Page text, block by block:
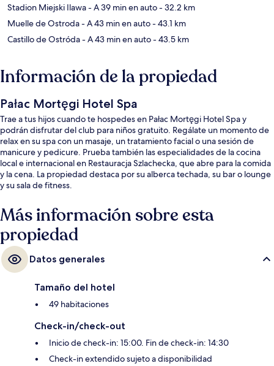
Stadion Miejski Ilawa- A 39 min en auto- 32.2 km
Muelle de Ostroda- A 43 min en auto- 43.1 km
Castillo de Ostróda- A 43 min en auto- 43.5 km
Información de la propiedad
Pałac Mortęgi Hotel Spa
Trae a tus hijos cuando te hospedes en Pałac Mortęgi Hotel Spa y
podrán disfrutar del club para niños gratuito. Regálate un momento de
relax en su spa con un masaje, un tratamiento facial o una sesión de
manicure y pedicure. Prueba también las especialidades de la cocina
local e internacional en Restauracja Szlachecka, que abre para la comida
y la cena. La propiedad destaca por su alberca techada, su bar o lounge
y su sala de fitness.
Más información sobre esta
propiedad
Datos generales
Tamaño del hotel
49 habitaciones
Check-in/check-out
Inicio de check-in: 15:00. Fin de check-in: 14:30
Check-in extendido sujeto a disponibilidad